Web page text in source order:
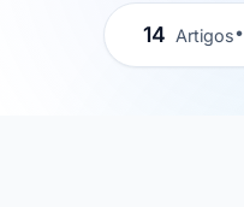
14 Artigos•